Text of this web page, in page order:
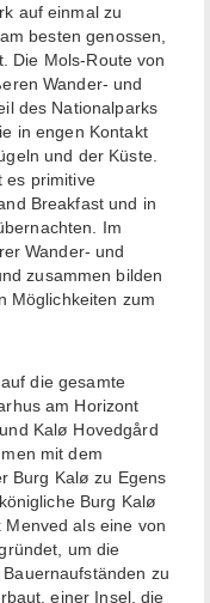
auf einmal zu
besten genossen,
Die Mols-Route von
Wander- und
des Nationalparks
in engen Kontakt
und der Küste.
es primitive
Breakfast und in
Im
Wander- und
zusammen bilden
Möglichkeiten zum
die gesamte
am Horizont
Kalø Hovedgård
mit dem
Burg Kalø zu Egens
Burg Kalø
als eine von
um die
zu
einer Insel, die